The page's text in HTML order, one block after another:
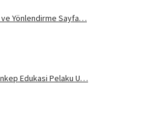
Yönlendirme Sayfa…
Edukasi Pelaku U…